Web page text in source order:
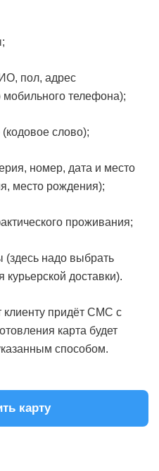
пол, адрес
телефона);
слово);
номер, дата и место
место рождения);
проживания;
(здесь надо выбрать
доставки).
клиенту придёт СМС с
карта будет
способом.
карту